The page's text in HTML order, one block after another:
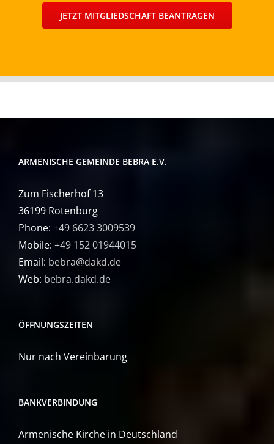
JETZT MITGLIEDSCHAFT BEANTRAGEN
ARMENISCHE GEMEINDE BEBRA E.V.
Zum Fischerhof 13
36199 Rotenburg
Phone: +49 6623 3009539
Mobile: +49 152 01944015
Email: bebra@dakd.de
Web: bebra.dakd.de
ÖFFNUNGSZEITEN
Nur nach Vereinbarung
BANKVERBINDUNG
Armenische Kirche in Deutschland